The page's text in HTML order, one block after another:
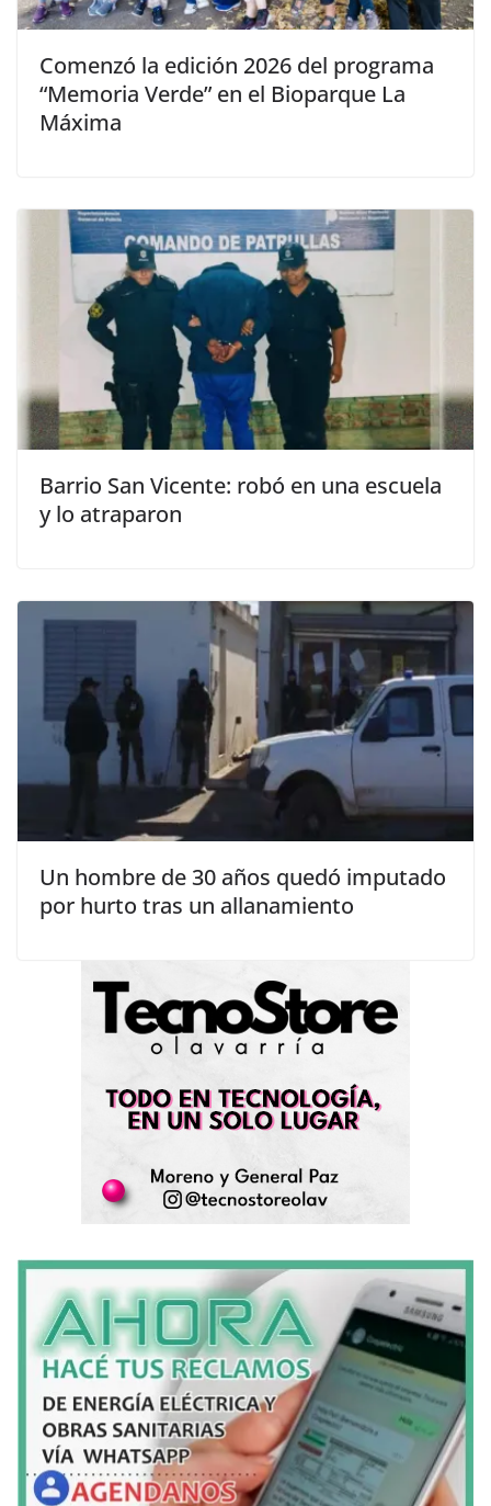
Comenzó la edición 2026 del programa
“Memoria Verde” en el Bioparque La
Máxima
Barrio San Vicente: robó en una escuela
y lo atraparon
Un hombre de 30 años quedó imputado
por hurto tras un allanamiento